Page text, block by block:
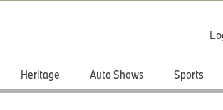
Heritage Auto Shows Sports